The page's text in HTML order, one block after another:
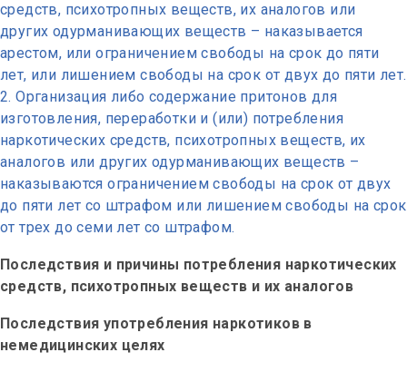
средств, психотропных веществ, их аналогов или
других одурманивающих веществ – наказывается
арестом, или ограничением свободы на срок до пяти
лет, или лишением свободы на срок от двух до пяти лет.
Организация либо содержание притонов для
изготовления, переработки и (или) потребления
наркотических средств, психотропных веществ, их
аналогов или других одурманивающих веществ –
наказываются ограничением свободы на срок от двух
до пяти лет со штрафом или лишением свободы на срок
от трех до семи лет со штрафом.
Последствия и причины потребления наркотических
средств, психотропных веществ и их аналогов
Последствия употребления наркотиков в
немедицинских целях